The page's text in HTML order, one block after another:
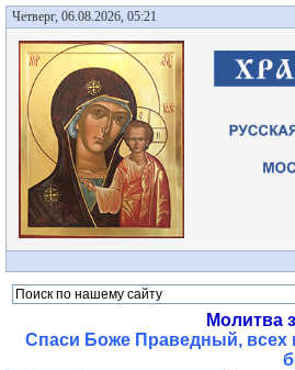
Четверг, 06.08.2026, 05:21
Молитва
Спаси Боже Праведный, всех